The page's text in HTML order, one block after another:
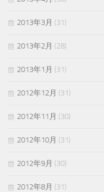
2013年3月 (31)
2013年2月 (28)
2013年1月 (31)
2012年12月 (31)
2012年11月 (30)
2012年10月 (31)
2012年9月 (30)
2012年8月 (31)